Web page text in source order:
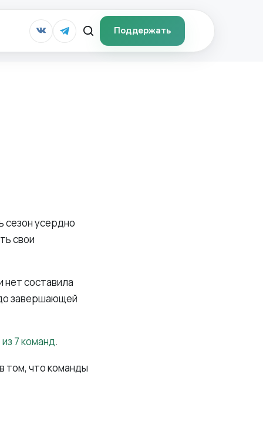
Поддержать
сезон усердно
свои
нет составила
завершающей
7 команд.
том, что команды